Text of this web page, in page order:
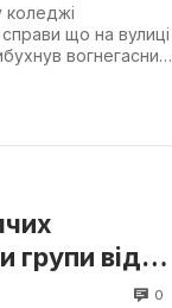
коледжі
що на вулиці
вогнегасник.
групи від
0